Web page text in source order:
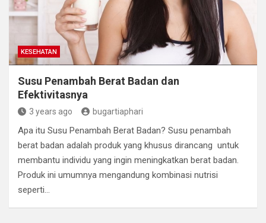
KESEHATAN
Susu Penambah Berat Badan dan
Efektivitasnya
3 years ago bugartiaphari
Apa itu Susu Penambah Berat Badan? Susu penambah
berat badan adalah produk yang khusus dirancang untuk
membantu individu yang ingin meningkatkan berat badan.
Produk ini umumnya mengandung kombinasi nutrisi
seperti…